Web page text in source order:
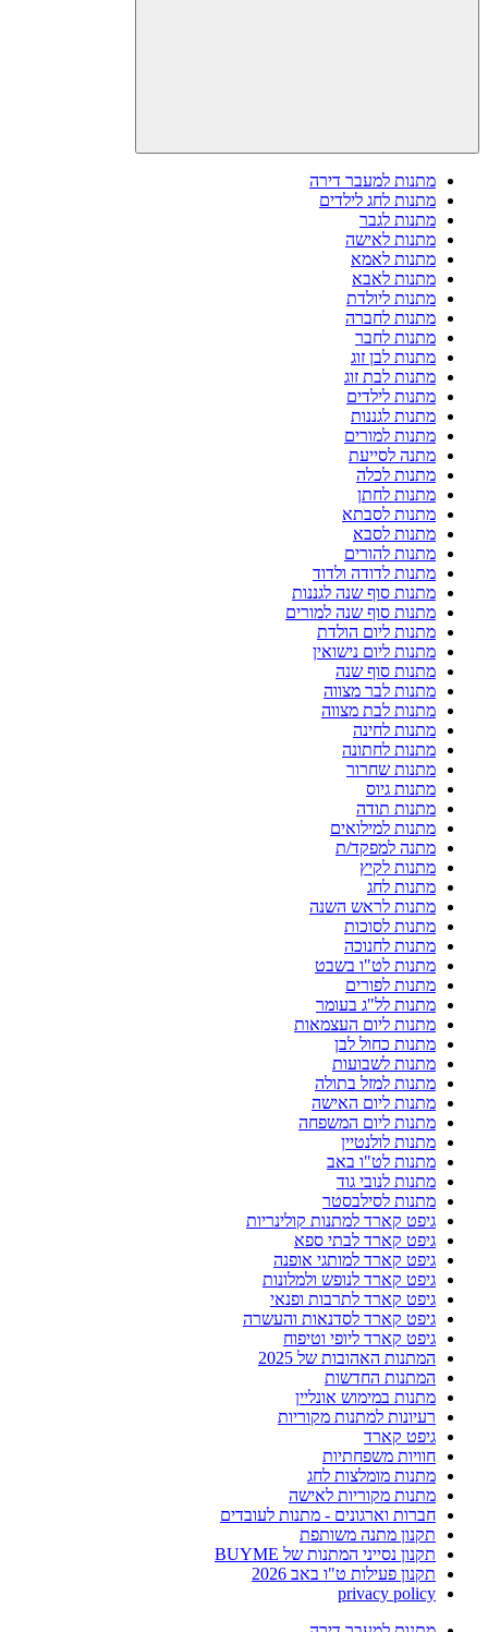
מתנות למעבר דירה
מתנות לחג לילדים
מתנות לגבר
מתנות לאישה
מתנות לאמא
מתנות לאבא
מתנות ליולדת
מתנות לחברה
מתנות לחבר
מתנות לבן זוג
מתנות לבת זוג
מתנות לילדים
מתנות לגננות
מתנות למורים
מתנה לסייעת
מתנות לכלה
מתנות לחתן
מתנות לסבתא
מתנות לסבא
מתנות להורים
מתנות לדודה ולדוד
מתנות סוף שנה לגננות
מתנות סוף שנה למורים
מתנות ליום הולדת
מתנות ליום נישואין
מתנות סוף שנה
מתנות לבר מצווה
מתנות לבת מצווה
מתנות לחינה
מתנות לחתונה
מתנות שחרור
מתנות גיוס
מתנות תודה
מתנות למילואים
מתנה למפקד/ת
מתנות לקיץ
מתנות לחג
מתנות לראש השנה
מתנות לסוכות
מתנות לחנוכה
מתנות לט"ו בשבט
מתנות לפורים
מתנות לל"ג בעומר
מתנות ליום העצמאות
מתנות כחול לבן
מתנות לשבועות
מתנות למזל בתולה
מתנות ליום האישה
מתנות ליום המשפחה
מתנות לולנטיין
מתנות לט"ו באב
מתנות לנובי גוד
מתנות לסילבסטר
גיפט קארד למתנות קולינריות
גיפט קארד לבתי ספא
גיפט קארד למותגי אופנה
גיפט קארד לנופש ולמלונות
גיפט קארד לתרבות ופנאי
גיפט קארד לסדנאות והעשרה
גיפט קארד ליופי וטיפוח
המתנות האהובות של 2025
המתנות החדשות
מתנות במימוש אונליין
רעיונות למתנות מקוריות
גיפט קארד
חוויות משפחתיות
מתנות מומלצות לחג
מתנות מקוריות לאישה
חברות וארגונים - מתנות לעובדים
תקנון מתנה משותפת
תקנון נסייני המתנות של BUYME
תקנון פעילות ט"ו באב 2026
privacy policy